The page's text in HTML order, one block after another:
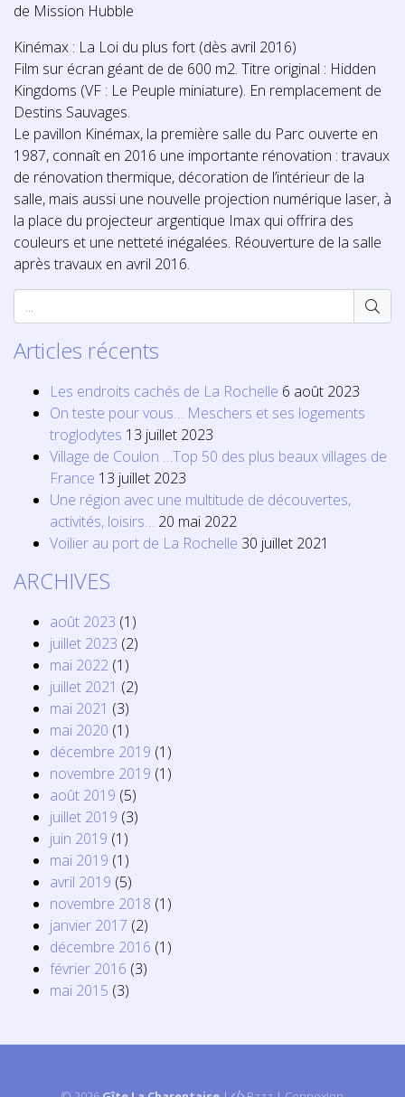
de Mission Hubble
Kinémax : La Loi du plus fort (dès avril 2016)
Film sur écran géant de de 600 m2. Titre original : Hidden
Kingdoms (VF : Le Peuple miniature). En remplacement de
Destins Sauvages.
Le pavillon Kinémax, la première salle du Parc ouverte en
1987, connaît en 2016 une importante rénovation : travaux
de rénovation thermique, décoration de l’intérieur de la
salle, mais aussi une nouvelle projection numérique laser, à
la place du projecteur argentique Imax qui offrira des
couleurs et une netteté inégalées. Réouverture de la salle
après travaux en avril 2016.
Articles récents
Les endroits cachés de La Rochelle 6 août 2023
On teste pour vous… Meschers et ses logements
troglodytes 13 juillet 2023
Village de Coulon …Top 50 des plus beaux villages de
France 13 juillet 2023
Une région avec une multitude de découvertes,
activités, loisirs… 20 mai 2022
Voilier au port de La Rochelle 30 juillet 2021
ARCHIVES
août 2023 (1)
juillet 2023 (2)
mai 2022 (1)
juillet 2021 (2)
mai 2021 (3)
mai 2020 (1)
décembre 2019 (1)
novembre 2019 (1)
août 2019 (5)
juillet 2019 (3)
juin 2019 (1)
mai 2019 (1)
avril 2019 (5)
novembre 2018 (1)
janvier 2017 (2)
décembre 2016 (1)
février 2016 (3)
mai 2015 (3)